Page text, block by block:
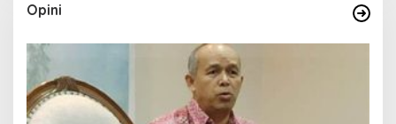
Opini